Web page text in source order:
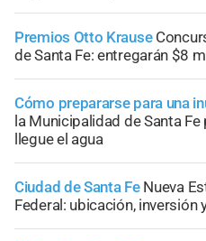
Premios Otto Krause
de Santa Fe: entregarán $8
Cómo prepararse para una
la Municipalidad de Santa
llegue el agua
Ciudad de Santa Fe Nueva
Federal: ubicación, inversión